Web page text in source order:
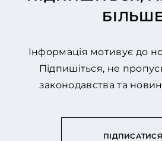
Інформація мотивує до
Підпишіться, не
законодавства та
ПІДПИСАТИСЯ